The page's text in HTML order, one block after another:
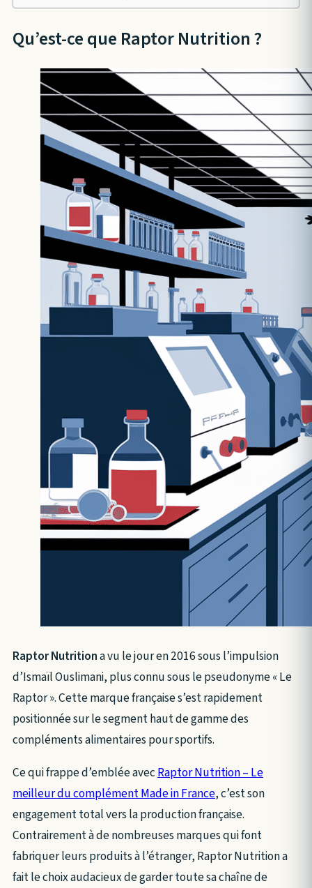
Qu’est-ce que Raptor Nutrition ?
Raptor Nutritiona vu le jour en 2016 sous l’impulsion
d’Ismaïl Ouslimani, plus connu sous le pseudonyme « Le
Raptor ». Cette marque française s’est rapidement
positionnée sur le segment haut de gamme des
compléments alimentaires pour sportifs.
Ce qui frappe d’emblée avecRaptor Nutrition – Le
meilleur du complément Made in France, c’est son
engagement total vers la production française.
Contrairement à de nombreuses marques qui font
fabriquer leurs produits à l’étranger, Raptor Nutrition a
fait le choix audacieux de garder toute sa chaîne de